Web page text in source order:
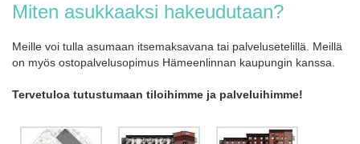
Miten asukkaaksi hakeudutaan?
Meille voi tulla asumaan itsemaksavana tai palvelusetelillä. Meillä
on myös ostopalvelusopimus Hämeenlinnan kaupungin kanssa.
Tervetuloa tutustumaan tiloihimme ja palveluihimme!